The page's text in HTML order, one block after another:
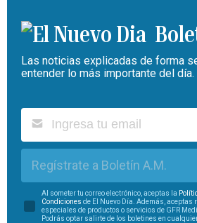
Las noticias explicadas de forma
entender lo más importante del día.
Regístrate a Boletín A.M.
Al someter tu correo electrónico, aceptas la
Condiciones de El Nuevo Día. Además,
especiales de productos o servicios de GFR
Podrás optar salirte de los boletines en